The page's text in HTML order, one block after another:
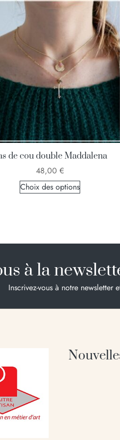
de cou double Maddalena
48,00 €
Choix des options
à la
Inscrivez-vous à notre